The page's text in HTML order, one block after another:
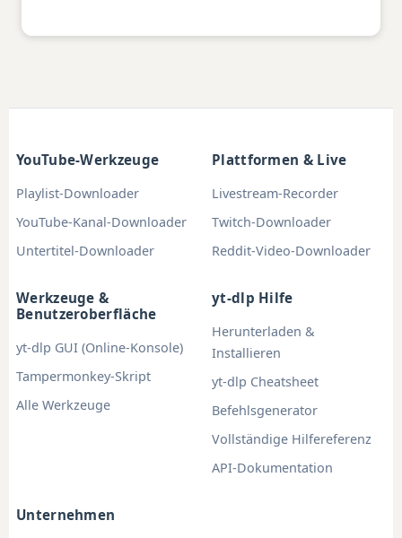
YouTube-Werkzeuge
Playlist-Downloader
YouTube-Kanal-Downloader
Untertitel-Downloader
Plattformen & Live
Livestream-Recorder
Twitch-Downloader
Reddit-Video-Downloader
Werkzeuge &
Benutzeroberfläche
yt-dlp GUI (Online-Konsole)
Tampermonkey-Skript
Alle Werkzeuge
yt-dlp Hilfe
Herunterladen &
Installieren
yt-dlp Cheatsheet
Befehlsgenerator
Vollständige Hilfereferenz
API-Dokumentation
Unternehmen